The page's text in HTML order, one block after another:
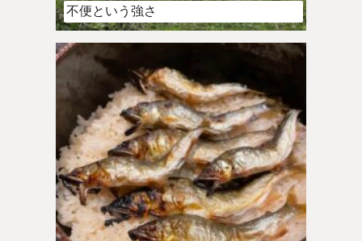
不便という強さ